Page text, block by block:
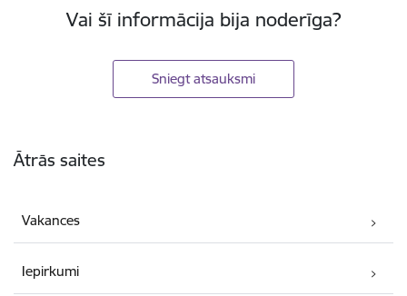
Vai šī informācija bija noderīga?
Sniegt atsauksmi
Ātrās saites
Vakances
Iepirkumi